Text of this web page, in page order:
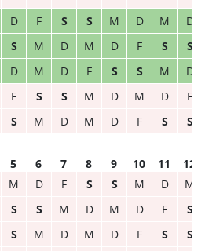
D F S S M D M
D
S M D M D F S
S
D M D F S S M
D
F S S M D M D
F
S M D M D F S S
5 6 7 8 9 10 11
12
M D F S S M D
M
S S M D M D F
S
S M D M D F S
S